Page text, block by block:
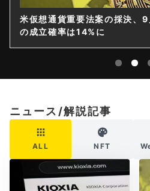
米仮想通貨重要法案の採決、
の成立確率は14%に
ニュース/解説記事
ALL NFT